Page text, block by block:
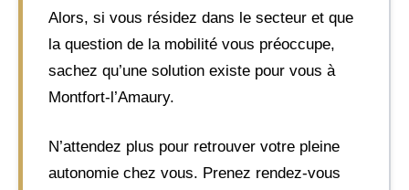
Alors, si vous résidez dans le secteur et que
la question de la mobilité vous préoccupe,
sachez qu’une solution existe pour vous à
Montfort-l’Amaury.
N’attendez plus pour retrouver votre pleine
autonomie chez vous. Prenez rendez-vous